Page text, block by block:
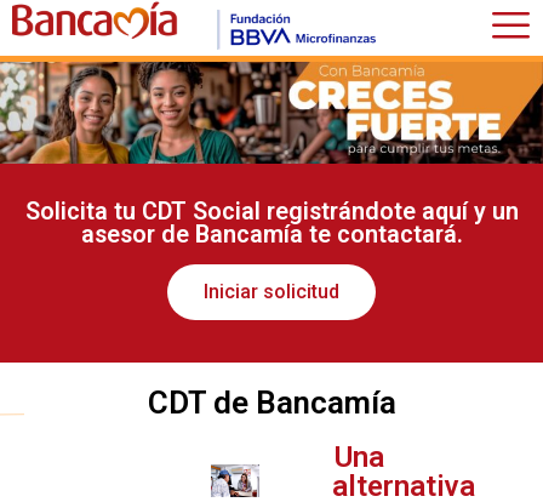
Solicita tu CDT Social registrándote aquí y un
asesor de Bancamía te contactará.
Iniciar solicitud
CDT de Bancamía
Una
alternativa